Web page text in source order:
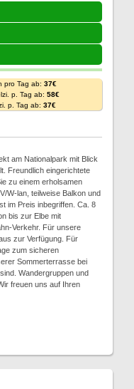
pro Tag ab: 37€
p. Tag ab: 58€
p. Tag ab: 37€
am Nationalpark mit Blick
Freundlich eingerichtete
zu einem erholsamen
W-lan, teilweise Balkon und
im Preis inbegriffen. Ca. 8
bis zur Elbe mit
Verkehr. Für unsere
zur Verfügung. Für
zum sicheren
Sommerterrasse bei
Wandergruppen und
freuen uns auf Ihren